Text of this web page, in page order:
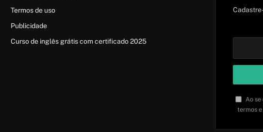
Termos de uso
Publicidade
Curso de inglês grátis com certificado 2025
Ao se
termos e